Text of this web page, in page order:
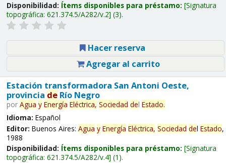
Disponibilidad: Ítems disponibles para préstamo: Signatura
topográfica: 621.374.5/A282/v.2 (3).
Hacer reserva
Agregar al carrito
Estación transformadora San Antoni Oeste,
provincia deRío Negro
por Agua y Energía Eléctrica, Sociedad del Estado.
Idioma: Español
Editor: Buenos Aires: Agua y Energía Eléctrica, Sociedad del Estado,
1988
Disponibilidad: Ítems disponibles para préstamo: Signatura
topográfica: 621.374.5/A282/v.4 (1).